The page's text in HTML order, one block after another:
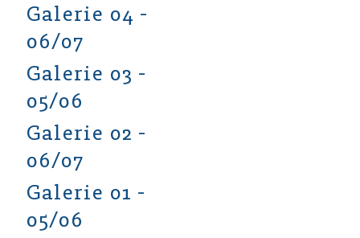
Galerie 04 -
06/07
Galerie 03 -
05/06
Galerie 02 -
06/07
Galerie 01 -
05/06